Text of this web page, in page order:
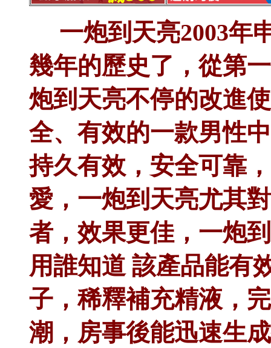
一炮到天亮2003年
幾年的歷史了，從第
炮到天亮不停的改進
全、有效的一款男性
持久有效，安全可靠
愛，一炮到天亮尤其
者，效果更佳，一炮
用誰知道 該產品能有
子，稀釋補充精液，
潮，房事後能迅速生